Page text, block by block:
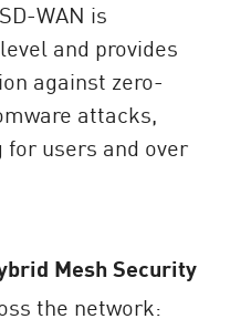
WAN is
and provides
against zero-
attacks,
users and over
Mesh Security
the network: